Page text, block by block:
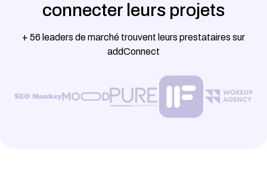
connecter leurs projets
+ 56 leaders de marché trouvent leurs prestataires sur
addConnect